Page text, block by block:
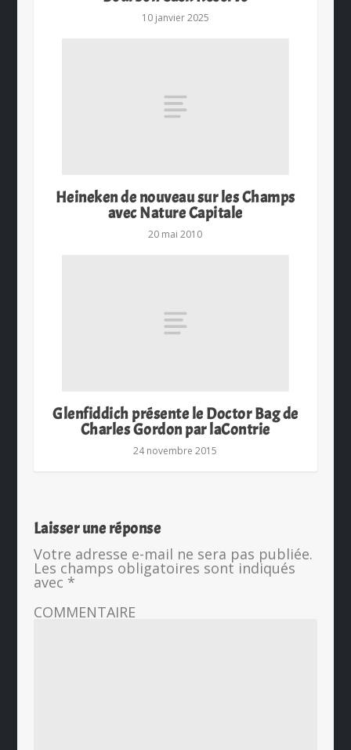
10 janvier 2025
Heineken de nouveau sur les Champs
avec Nature Capitale
20 mai 2010
Glenfiddich présente le Doctor Bag de
Charles Gordon par laContrie
24 novembre 2015
Laisser une réponse
Votre adresse e-mail ne sera pas publiée.
Les champs obligatoires sont indiqués
avec *
COMMENTAIRE